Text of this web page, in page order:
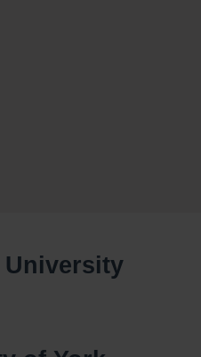
University